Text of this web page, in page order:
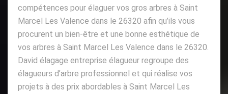
compétences pour élaguer vos gros arbres à Saint
Marcel Les Valence dans le 26320 afin qu’ils vous
procurent un bien-être et une bonne esthétique de
vos arbres à Saint Marcel Les Valence dans le 26320.
David élagage entreprise élagueur regroupe des
élagueurs d’arbre professionnel et qui réalise vos
projets à des prix abordables à Saint Marcel Les